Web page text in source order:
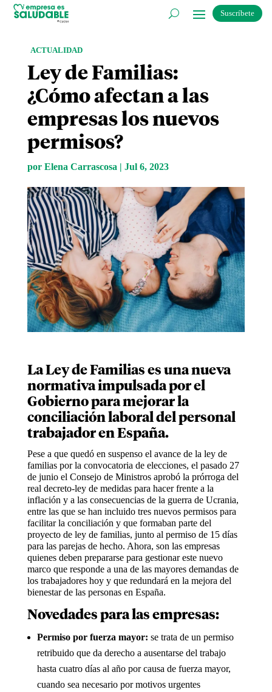
Suscríbete
ACTUALIDAD
Ley de Familias:
¿Cómo afectan a las
empresas los nuevos
permisos?
por Elena Carrascosa | Jul 6, 2023
La Ley de Familias es una nueva
normativa impulsada por el
Gobierno para mejorar la
conciliación laboral del personal
trabajador en España.
Pese a que quedó en suspenso el avance de la ley de
familias por la convocatoria de elecciones, el pasado 27
de junio el Consejo de Ministros aprobó la prórroga del
real decreto-ley de medidas para hacer frente a la
inflación y a las consecuencias de la guerra de Ucrania,
entre las que se han incluido tres nuevos permisos para
facilitar la conciliación y que formaban parte del
proyecto de ley de familias, junto al permiso de 15 días
para las parejas de hecho. Ahora, son las empresas
quienes deben prepararse para gestionar este nuevo
marco que responde a una de las mayores demandas de
los trabajadores hoy y que redundará en la mejora del
bienestar de las personas en España.
Novedades para las empresas:
Permiso por fuerza mayor: se trata de un permiso
retribuido que da derecho a ausentarse del trabajo
hasta cuatro días al año por causa de fuerza mayor,
cuando sea necesario por motivos urgentes